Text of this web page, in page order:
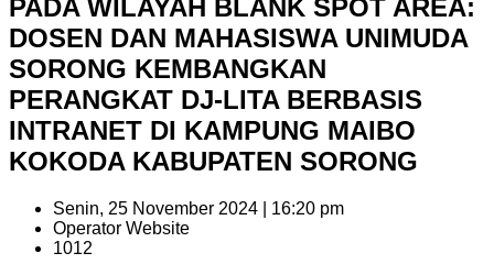
PADA WILAYAH BLANK SPOT AREA:
DOSEN DAN MAHASISWA UNIMUDA
SORONG KEMBANGKAN
PERANGKAT DJ-LITA BERBASIS
INTRANET DI KAMPUNG MAIBO
KOKODA KABUPATEN SORONG
Senin, 25 November 2024 | 16:20 pm
Operator Website
1012